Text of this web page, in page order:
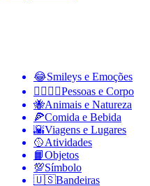
😂Smileys e Emoções
👩‍❤️‍💋‍👨Pessoas e Corpo
🐝Animais e Natureza
🍕Comida e Bebida
🌇Viagens e Lugares
🥎Atividades
📙Objetos
💯Símbolo
🇺🇸Bandeiras